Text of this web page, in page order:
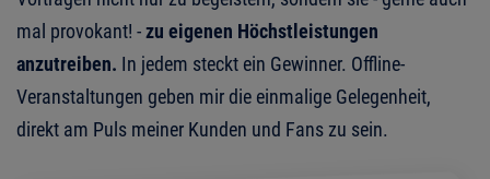
mal provokant! -zu eigenen Höchstleistungen
anzutreiben. In jedem steckt ein Gewinner. Offline-
Veranstaltungen geben mir die einmalige Gelegenheit,
direkt am Puls meiner Kunden und Fans zu sein.